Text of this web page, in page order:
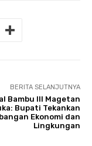
BERITA SELANJUTNYA
Bambu III Magetan
Bupati Tekankan
Ekonomi dan
Lingkungan